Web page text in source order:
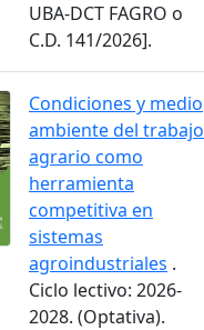
UBA-DCT FAGRO o
C.D. 141/2026].
Condiciones y medio
ambiente del trabajo
agrario como
herramienta
competitiva en
sistemas
agroindustriales .
Ciclo lectivo: 2026-
2028. (Optativa).